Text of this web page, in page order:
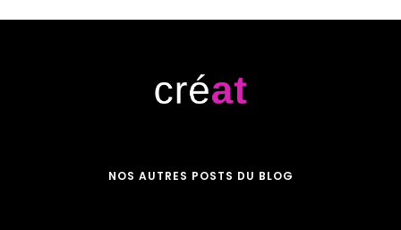
NOS AUTRES POSTS DU BLOG